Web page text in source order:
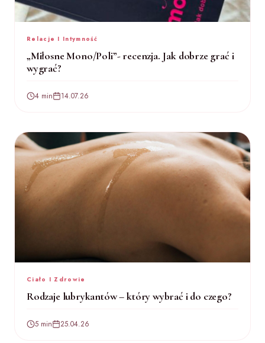
Relacje I Intymność
„Miłosne Mono/Poli”- recenzja. Jak dobrze grać i
wygrać?
4 min 14.07.26
Ciało I Zdrowie
Rodzaje lubrykantów – który wybrać i do czego?
5 min 25.04.26